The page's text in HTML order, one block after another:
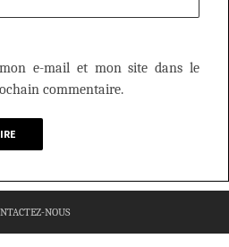
e-mail et mon site dans le
commentaire.
NOUS